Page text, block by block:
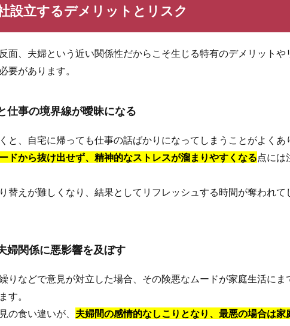
設立するデメリットとリスク
面、夫婦という近い関係性だからこそ生じる特有のデメリットや
要があります。
仕事の境界線が曖昧になる
と、自宅に帰っても仕事の話ばかりになってしまうことがよくあ
ドから抜け出せず、精神的なストレスが溜まりやすくなる点には
替えが難しくなり、結果としてリフレッシュする時間が奪われて
婦関係に悪影響を及ぼす
りなどで意見が対立した場合、その険悪なムードが家庭生活にま
す。
の食い違いが、 夫婦間の感情的なしこりとなり、最悪の場合は家